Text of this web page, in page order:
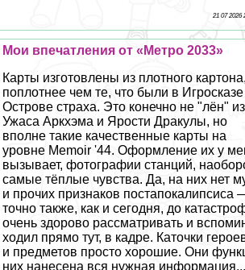
21 07 2026
Мои впечатления от «Метро 2033»
Карты изготовлены из плотного картона,
поплотнее чем те, что были в Игросказе
Острове стpaxa. Это конечно не "лён" из
Ужаса Аркхэма и Ярости Дpaкулы, но
вполне такие качественные карты на
уровне Memoir '44. Оформление их у
вызывает, фотографии станций,
самые тёплые чувства. Да, на них нет
и прочих признаков постапокалипсиса
точно также, как и сегодня, до
очень здорово рассматривать и
ходил прямо тут, в кадре. Каточки
и предметов просто хорошие. Они
них нанесена вся нужная